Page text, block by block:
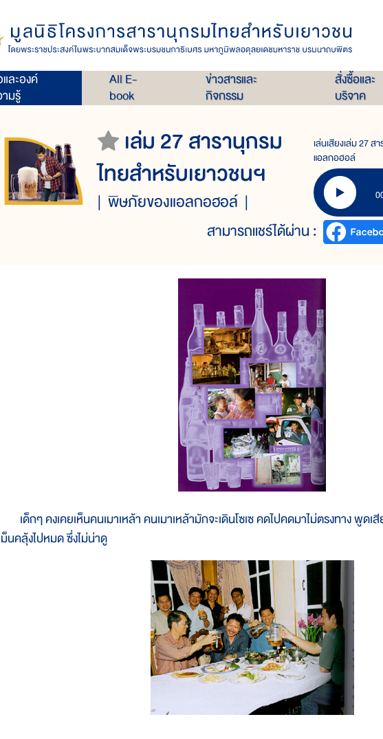
ละองค์
มรู้
All E-
book
ข่าวสารและ
กิจกรรม
สั่งซื้อและ
บริจาค
เล่ม 27 สารานุกรม
ไทยสำหรับเยาวชนฯ
พิษภัยของแอลกอฮอล์
เล่นเสียงเล่ม 27
แอลกอฮอล์
สามารถแชร์ได้ผ่าน :
เด็กๆ คงเคยเห็นคนเมาเหล้า คนเมาเหล้ามักจะเดินโซเซ คดไปคดมาไม่ตรงทาง พูดเ
ม็นคลุ้งไปหมด ซึ่งไม่น่าดู